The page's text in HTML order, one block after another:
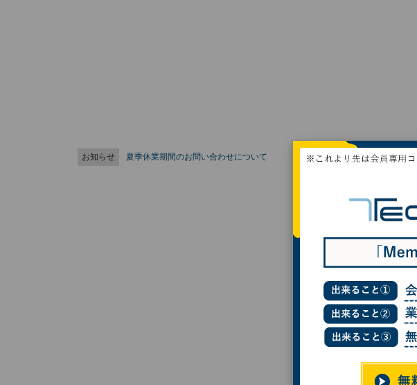
お知らせ 夏季休業期間のお問い合わせについて